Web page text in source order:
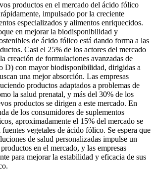
productos en el mercado del ácido fólico
impulsado por la creciente
especializados y alimentos enriquecidos.
en mejorar la biodisponibilidad y
de ácido fólico está dando forma a las
Casi el 25% de los actores del mercado
creación de formulaciones avanzadas de
D) con mayor biodisponibilidad, dirigidas a
una mejor absorción. Las empresas
productos adaptados a problemas de
la salud prenatal, y más del 30% de los
productos se dirigen a este mercado. En
de los consumidores de suplementos
aproximadamente el 15% del mercado se
vegetales de ácido fólico. Se espera que
de salud personalizadas impulse un
en el mercado, y las empresas
para mejorar la estabilidad y eficacia de sus